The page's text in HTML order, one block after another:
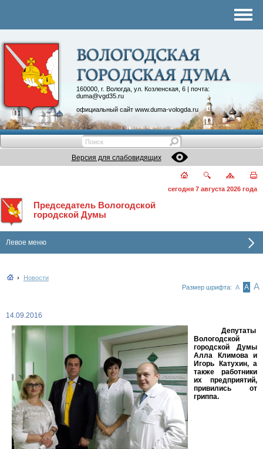
160000, г. Вологда, ул. Козленская, 6 | почта:
duma@vgd35.ru
официальный сайт www.duma-vologda.ru
Контакты
Депутатские объединения
Версия для слабовидящих
сегодня 7 августа 2026 года
Председатель Вологодской
городской Думы
Левое меню
Новости
Размер шрифта: А А А
14.09.2016
Депутаты
Вологодской
городской Думы
Алла Климова и
Игорь Катухин, а
также работники
их предприятий,
привились от
гриппа.